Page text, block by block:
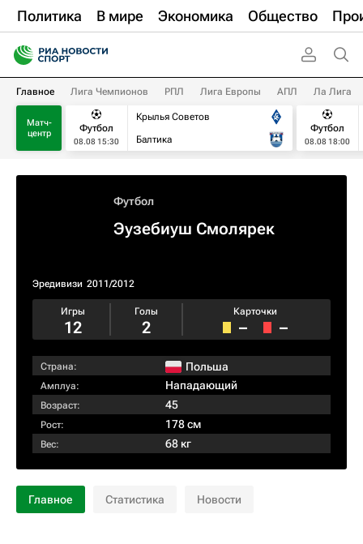
Политика В мире Экономика Общество
Главное Лига Чемпионов РПЛ Лига Европы АПЛ Ла Лига
Матч-
центр
Футбол
08.08 15:30
Крылья Советов
Балтика
Футбол
08.08 18:00
Футбол
Эузебиуш Смолярек
Эредивизи 2011/2012
Игры
12
Голы
2
Карточки
– –
Страна: Польша
Амплуа: Нападающий
Возраст: 45
Рост: 178 см
Вес: 68 кг
Главное Статистика Новости